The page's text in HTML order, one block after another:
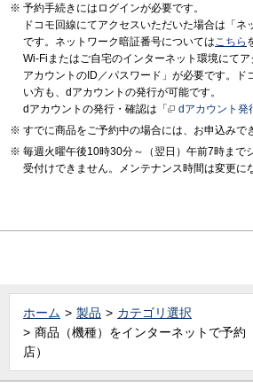
予約手続きにはログインが必要です。
ドコモ回線にてアクセスいただいた場合は「
です。ネットワーク暗証番号についてはこちら
Wi-Fiまたはご自宅のインターネット環境にて
アカウントのID／パスワード」が必要です。ド
い方も、dアカウントの発行が可能です。
dアカウントの発行・確認は「
dアカウント発
すでに商品をご予約中の場合には、お申込みで
毎週火曜午後10時30分～（翌日）午前7時まで
受付けできません。メンテナンス時間は変更に
ホーム 製品
カテゴリ選択
商品（機種）をインターネットで予約
店）